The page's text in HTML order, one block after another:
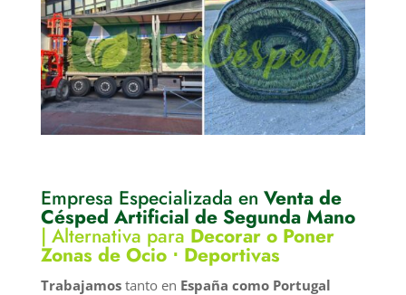
Empresa Especializada en Venta de
Césped Artificial de Segunda Mano
| Alternativa para Decorar o Poner
Zonas de Ocio ⋅ Deportivas
Trabajamostanto en España como Portugal